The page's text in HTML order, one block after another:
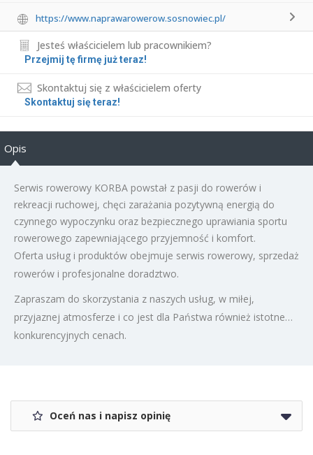
https://www.naprawarowerow.sosnowiec.pl/
Jesteś właścicielem lub pracownikiem?
Przejmij tę firmę już teraz!
Skontaktuj się z właścicielem oferty
Skontaktuj się teraz!
Opis
Serwis rowerowy KORBA powstał z pasji do rowerów i
rekreacji ruchowej, chęci zarażania pozytywną energią do
czynnego wypoczynku oraz bezpiecznego uprawiania sportu
rowerowego zapewniającego przyjemność i komfort.
Oferta usług i produktów obejmuje serwis rowerowy, sprzedaż
rowerów i profesjonalne doradztwo.
Zapraszam do skorzystania z naszych usług, w miłej,
przyjaznej atmosferze i co jest dla Państwa również istotne…
konkurencyjnych cenach.
Oceń nas i napisz opinię